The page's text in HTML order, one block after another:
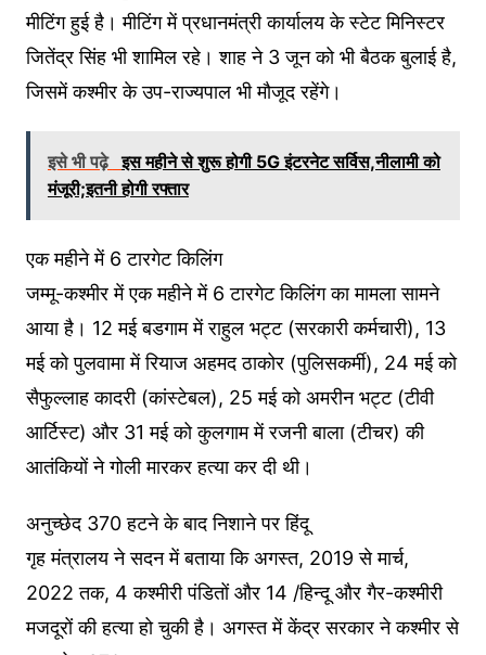
मीटिंग हुई है। मीटिंग में प्रधानमंत्री कार्यालय के स्टेट मिनिस्टर
जितेंद्र सिंह भी शामिल रहे। शाह ने 3 जून को भी बैठक बुलाई है,
जिसमें कश्मीर के उप-राज्यपाल भी मौजूद रहेंगे।
इसे भी पढ़े इस महीने से शुरू होगी 5G इंटरनेट सर्विस,नीलामी को
मंजूरी;इतनी होगी रफ्तार
एक महीने में 6 टारगेट किलिंग
जम्मू-कश्मीर में एक महीने में 6 टारगेट किलिंग का मामला सामने
आया है। 12 मई बडगाम में राहुल भट्ट (सरकारी कर्मचारी), 13
मई को पुलवामा में रियाज अहमद ठाकोर (पुलिसकर्मी), 24 मई को
सैफुल्लाह कादरी (कांस्टेबल), 25 मई को अमरीन भट्ट (टीवी
आर्टिस्ट) और 31 मई को कुलगाम में रजनी बाला (टीचर) की
आतंकियों ने गोली मारकर हत्या कर दी थी।
अनुच्छेद 370 हटने के बाद निशाने पर हिंदू
गृह मंत्रालय ने सदन में बताया कि अगस्त, 2019 से मार्च,
2022 तक, 4 कश्मीरी पंडितों और 14 /हिन्दू और गैर-कश्मीरी
मजदूरों की हत्या हो चुकी है। अगस्त में केंद्र सरकार ने कश्मीर से